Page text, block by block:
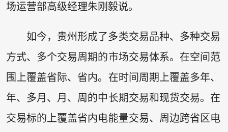
场运营部高级经理朱刚毅说。
如今，贵州形成了多类交易品种、多种交易
方式、多个交易周期的市场交易体系。在空间范
围上覆盖省际、省内。在时间周期上覆盖多年、
年、多月、月、周的中长期交易和现货交易。在
交易标的上覆盖省内电能量交易、周边跨省区电